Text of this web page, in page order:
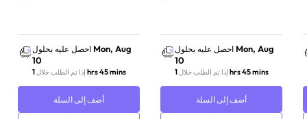
احصل عليه بحلول Mon, Aug
10
إذا تم الطلب خلال 1 hrs 45 mins
أضف إلى السلة
احصل عليه بحلول Mon, Aug
10
إذا تم الطلب خلال 1 hrs 45 mins
أضف إلى السلة